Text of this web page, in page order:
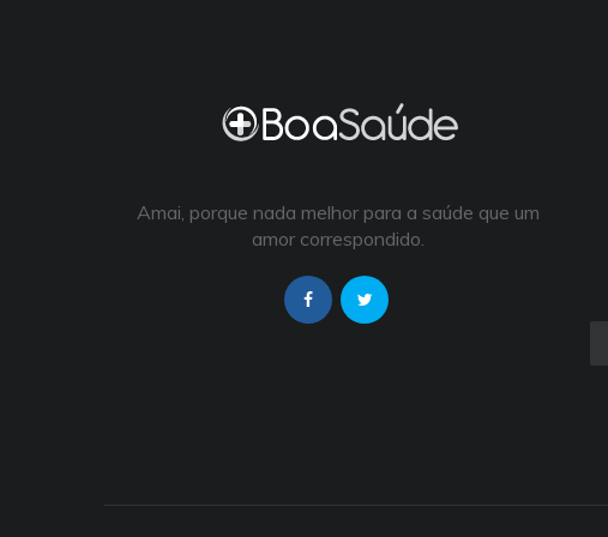
Amai, porque nada melhor para a saúde que um
amor correspondido.